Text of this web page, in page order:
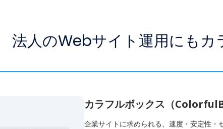
法人のWebサイト運用にもカ
カラフルボックス（
企業サイトに求められる、速度・安定性・